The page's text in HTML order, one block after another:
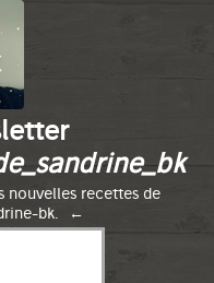
nouvelles recettes de
bk.